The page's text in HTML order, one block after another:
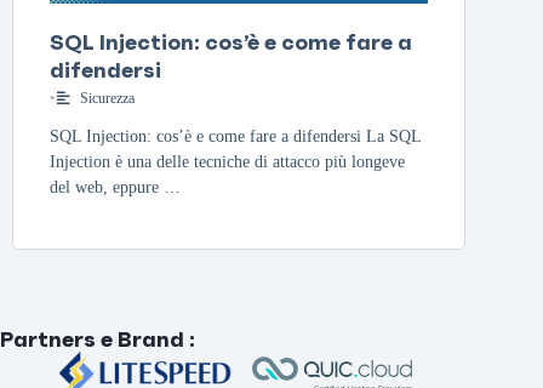
SQL Injection: cos’è e come fare a
difendersi
• Sicurezza
SQL Injection: cos’è e come fare a difendersi La SQL
Injection è una delle tecniche di attacco più longeve
del web, eppure …
Partners e Brand :